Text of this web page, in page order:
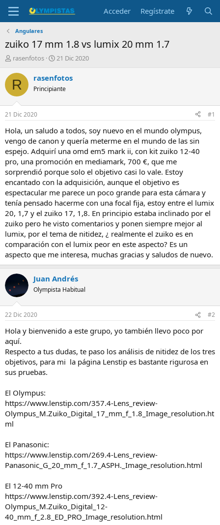
Acceder Regístrate
Angulares
zuiko 17 mm 1.8 vs lumix 20 mm 1.7
I
i
c
a
d
o
r
e
l
t
e
m
a
rasenfotos
F
c
a
i
n
c
o
21 Dic 2020
R rasenfotos
Principiante
21 Dic 2020 #1
Hola, un saludo a todos, soy nuevo en el mundo olympus,
vengo de canon y quería meterme en el mundo de las sin
espejo. Adquirí una omd em5 mark ii, con kit zuiko 12-40
pro, una promoción en mediamark, 700 €, que me
sorprendió porque solo el objetivo casi lo vale. Estoy
encantado con la adquisición, aunque el objetivo es
espectacular me parece un poco grande para esta cámara y
tenía pensado hacerme con una focal fija, estoy entre el lumix
20, 1,7 y el zuiko 17, 1,8. En principio estaba inclinado por el
zuiko pero he visto comentarios y ponen siempre mejor al
lumix, por el tema de nitidez, ¿ realmente el zuiko es en
comparación con el lumix peor en este aspecto? Es un
aspecto que me interesa, muchas gracias y saludos de nuevo.
Juan Andrés
Olympista Habitual
22 Dic 2020 #2
Hola y bienvenido a este grupo, yo también llevo poco por
aquí.
Respecto a tus dudas, te paso los análisis de nitidez de los tres
objetivos, para mi la página Lenstip es bastante rigurosa en
sus pruebas.
El Olympus:
https://www.lenstip.com/357.4-Lens_review-
Olympus_M.Zuiko_Digital_17_mm_f_1.8_Image_resolution.ht
ml
El Panasonic:
https://www.lenstip.com/269.4-Lens_review-
Panasonic_G_20_mm_f_1.7_ASPH._Image_resolution.html
El 12-40 mm Pro
https://www.lenstip.com/392.4-Lens_review-
Olympus_M.Zuiko_Digital_12-
40_mm_f_2.8_ED_PRO_Image_resolution.html